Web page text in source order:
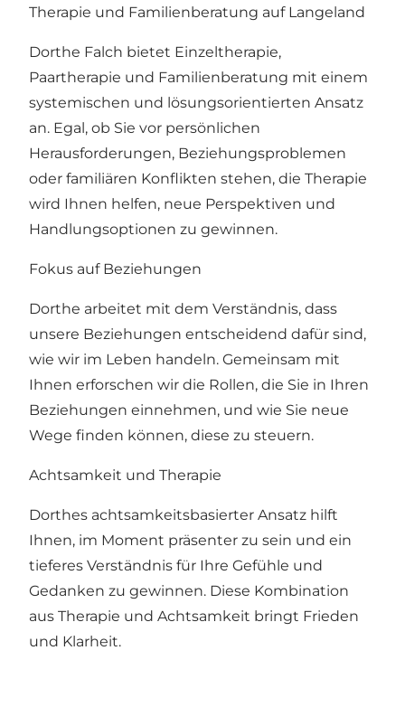
Therapie und Familienberatung auf Langeland
Dorthe Falch bietet Einzeltherapie,
Paartherapie und Familienberatung mit einem
systemischen und lösungsorientierten Ansatz
an. Egal, ob Sie vor persönlichen
Herausforderungen, Beziehungsproblemen
oder familiären Konflikten stehen, die Therapie
wird Ihnen helfen, neue Perspektiven und
Handlungsoptionen zu gewinnen.
Fokus auf Beziehungen
Dorthe arbeitet mit dem Verständnis, dass
unsere Beziehungen entscheidend dafür sind,
wie wir im Leben handeln. Gemeinsam mit
Ihnen erforschen wir die Rollen, die Sie in Ihren
Beziehungen einnehmen, und wie Sie neue
Wege finden können, diese zu steuern.
Achtsamkeit und Therapie
Dorthes achtsamkeitsbasierter Ansatz hilft
Ihnen, im Moment präsenter zu sein und ein
tieferes Verständnis für Ihre Gefühle und
Gedanken zu gewinnen. Diese Kombination
aus Therapie und Achtsamkeit bringt Frieden
und Klarheit.